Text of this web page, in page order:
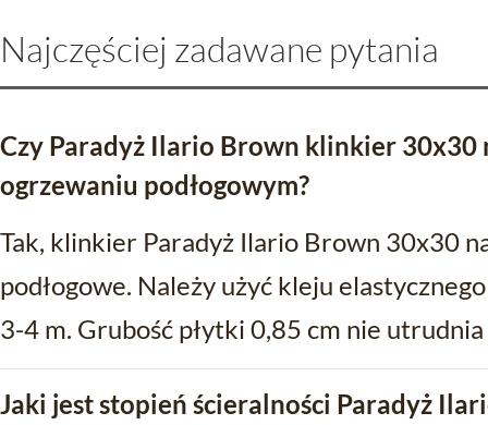
Najczęściej zadawane pytania
Czy Paradyż Ilario Brown klinkier 30x30
ogrzewaniu podłogowym?
Tak, klinkier Paradyż Ilario Brown 30x30
podłogowe. Należy użyć kleju
3-4 m. Grubość płytki 0,85 cm nie
Jaki jest stopień ścieralności Paradyż